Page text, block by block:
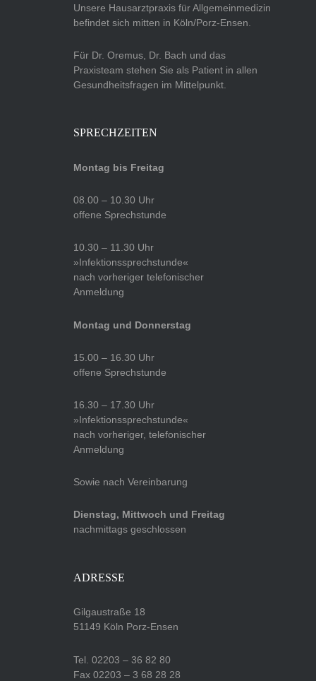
Unsere Hausarztpraxis für Allgemeinmedizin
befindet sich mitten in Köln/Porz-Ensen.
Für Dr. Oremus, Dr. Bach und das
Praxisteam stehen Sie als Patient in allen
Gesundheitsfragen im Mittelpunkt.
SPRECHZEITEN
Montag bis Freitag
08.00 – 10.30 Uhr
offene Sprechstunde
10.30 – 11.30 Uhr
»Infektionssprechstunde«
nach vorheriger telefonischer
Anmeldung
Montag und Donnerstag
15.00 – 16.30 Uhr
offene Sprechstunde
16.30 – 17.30 Uhr
»Infektionssprechstunde«
nach vorheriger, telefonischer
Anmeldung
Sowie nach Vereinbarung
Dienstag, Mittwoch und Freitag
nachmittags geschlossen
ADRESSE
Gilgaustraße 18
51149 Köln Porz-Ensen
Tel. 02203 – 36 82 80
Fax 02203 – 3 68 28 28